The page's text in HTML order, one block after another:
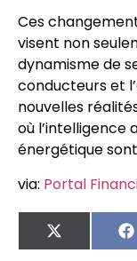
Ces
visent non
dynamisme de
conducteurs et
nouvelles
où l’intelligence
énergétique
via: Portal
X
(Twitter)